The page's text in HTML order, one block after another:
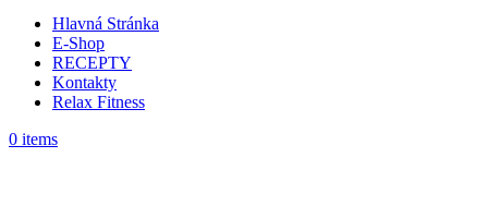
Hlavná Stránka
E-Shop
RECEPTY
Kontakty
Relax Fitness
0 items